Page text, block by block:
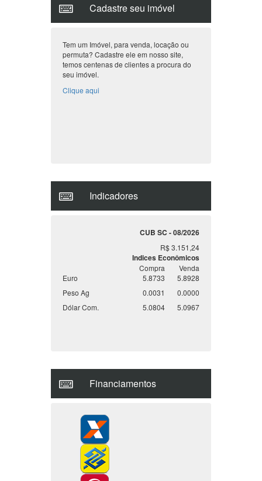
Cadastre seu imóvel
Tem um Imóvel, para venda, locação ou
permuta? Cadastre ele em nosso site,
temos centenas de clientes a procura do
seu imóvel.
Indicadores
CUB SC - 08/2026
R$ 3.151,24
Indices Econômicos
Compra
Venda
Euro
5.8733
5.8928
Peso Ag
0.0031
0.0000
Financiamentos